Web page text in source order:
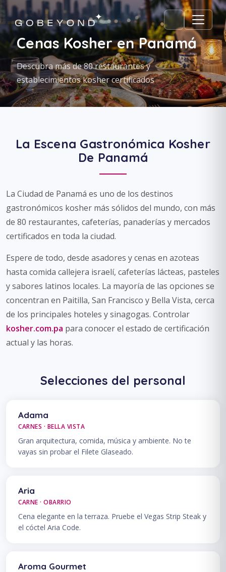
Cenas Kosher en Panamá
Descubra más de 80 restaurantes y
establecimientos kosher certificados
La Escena Gastronómica Kosher
De Panamá
La Ciudad de Panamá es uno de los destinos
gastronómicos kosher más sólidos del mundo, con más
de 80 restaurantes, cafeterías, panaderías y mercados
certificados en toda la ciudad.
Espere de todo, desde asadores y cenas en azoteas
hasta comida callejera israelí, cafeterías lácteas, pasteles
y sabores latinos locales. La mayoría de las opciones se
concentran en Paitilla, San Francisco y Bella Vista, cerca
de los principales hoteles y sinagogas. Controlar
kosher.com.pa para conocer el estado de certificación
actual y las horas.
Selecciones del personal
Adama
CARNES · BELLA VISTA
Gran arquitectura, comida, música y ambiente. No te
vayas sin probar el Filete Glaseado.
Aria
CARNE · OBARRIO
Cena elegante en la terraza. Pruebe el Vegas Strip Steak y
el cóctel Aria Code.
Aroma Gourmet